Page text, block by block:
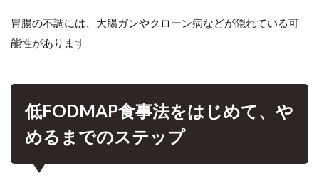
胃腸の不調には、大腸ガンやクローン病などが隠れている可
能性があります
低FODMAP食事法をはじめて、や
めるまでのステップ